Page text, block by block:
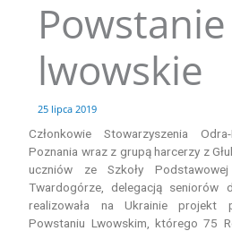
PrzejdźPowstanie
lwowskie
25 lipca 2019
Członkowie Stowarzyszenia
Poznania wraz z grupą harcerzy z
uczniów ze Szkoły
Twardogórze, delegacją seniorów
realizowała na Ukrainie projekt
Powstaniu Lwowskim, którego 75